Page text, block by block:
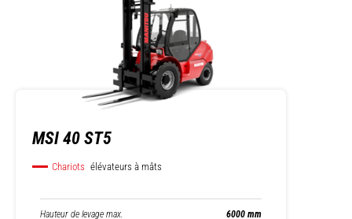
MSI 40 ST5
Chariots élévateurs à mâts
Hauteur de levage max. 6000 mm